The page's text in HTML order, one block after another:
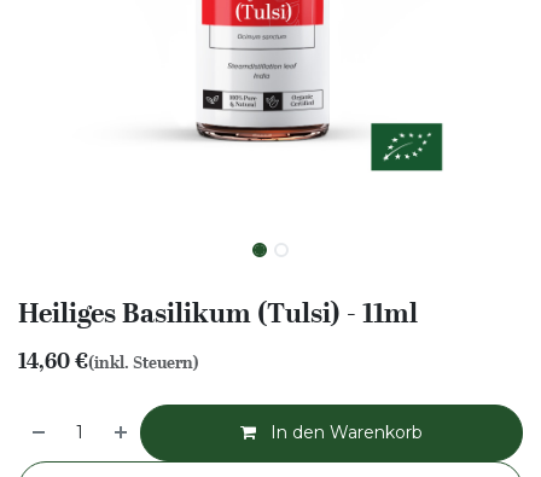
Heiliges Basilikum (Tulsi) - 11ml
14,60€(inkl. Steuern)
In den Warenkorb